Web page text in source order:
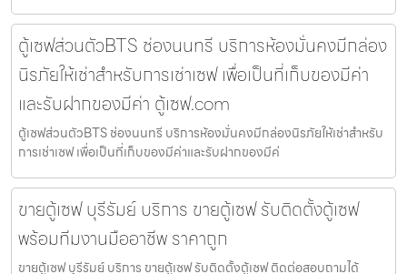
ตู้เซฟส่วนตัวBTS ช่องนนทรี บริการห้องมั่นคงมีกล่อง
นิรภัยให้เช่าสำหรับการเช่าเซฟ เพื่อเป็นที่เก็บของมีค่า
และรับฝากของมีค่า ตู้เซฟ.com
ตู้เซฟส่วนตัวBTS ช่องนนทรี บริการห้องมั่นคงมีกล่องนิรภัยให้เช่าสำหรับ
การเช่าเซฟ เพื่อเป็นที่เก็บของมีค่าและรับฝากของมีค่
ขายตู้เซฟ บุรีรัมย์ บริการ ขายตู้เซฟ รับติดตั้งตู้เซฟ
พร้อมทีมงานมืออาชีพ ราคาถูก
ขายตู้เซฟ บุรีรัมย์ บริการ ขายตู้เซฟ รับติดตั้งตู้เซฟ ติดต่อสอบถามได้